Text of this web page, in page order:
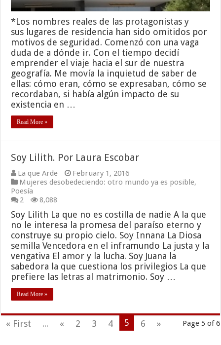
*Los nombres reales de las protagonistas y
sus lugares de residencia han sido omitidos por
motivos de seguridad. Comenzó con una vaga
duda de a dónde ir. Con el tiempo decidí
emprender el viaje hacia el sur de nuestra
geografía. Me movía la inquietud de saber de
ellas: cómo eran, cómo se expresaban, cómo se
recordaban, si había algún impacto de su
existencia en …
Read More »
Soy Lilith. Por Laura Escobar
La que Arde
February 1, 2016
Mujeres desobedeciendo: otro mundo ya es posible,
Poesía
2
8,088
Soy Lilith La que no es costilla de nadie A la que
no le interesa la promesa del paraíso eterno y
construye su propio cielo. Soy Innana La Diosa
semilla Vencedora en el inframundo La justa y la
vengativa El amor y la lucha. Soy Juana la
sabedora la que cuestiona los privilegios La que
prefiere las letras al matrimonio. Soy …
Read More »
Page 5 of 6
« First ... « 2 3 4 5 6 »